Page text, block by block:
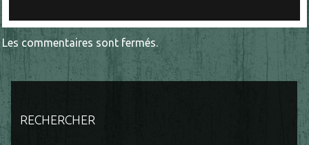
Les commentaires sont fermés.
RECHERCHER